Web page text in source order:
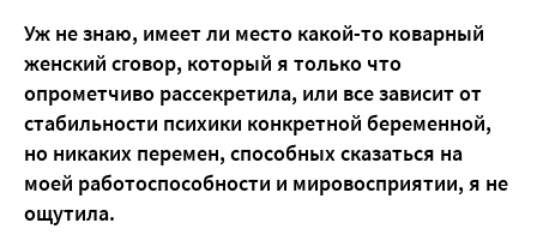
Уж не знаю, имеет ли место какой-то коварный
женский сговор, который я только что
опрометчиво рассекретила, или все зависит от
стабильности психики конкретной беременной,
но никаких перемен, способных сказаться на
моей работоспособности и мировосприятии, я не
ощутила.